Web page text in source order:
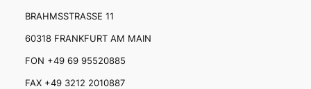
BRAHMSSTRASSE 11
60318 FRANKFURT AM MAIN
FON +49 69 95520885
FAX +49 3212 2010887